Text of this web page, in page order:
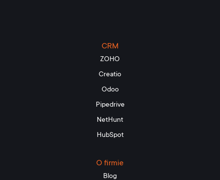
CRM
ZOHO
Creatio
Odoo
Pipedrive
NetHunt
HubSpot
O firmie
Blog